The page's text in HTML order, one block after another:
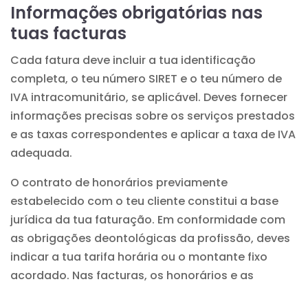
Informações obrigatórias nas
tuas facturas
Cada fatura deve incluir a tua identificação
completa, o teu número SIRET e o teu número de
IVA intracomunitário, se aplicável. Deves fornecer
informações precisas sobre os serviços prestados
e as taxas correspondentes e aplicar a taxa de IVA
adequada.
O contrato de honorários previamente
estabelecido com o teu cliente constitui a base
jurídica da tua faturação. Em conformidade com
as obrigações deontológicas da profissão, deves
indicar a tua tarifa horária ou o montante fixo
acordado. Nas facturas, os honorários e as